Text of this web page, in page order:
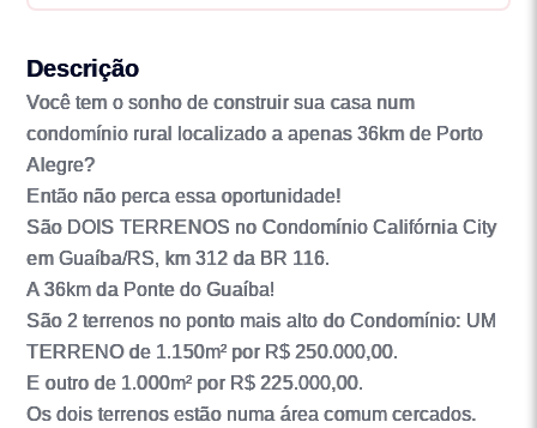
Descrição
Você tem o sonho de construir sua casa num
condomínio rural localizado a apenas 36km de Porto
Alegre?
Então não perca essa oportunidade!
São DOIS TERRENOS no Condomínio Califórnia City
em Guaíba/RS, km 312 da BR 116.
A 36km da Ponte do Guaíba!
São 2 terrenos no ponto mais alto do Condomínio: UM
TERRENO de 1.150m² por R$ 250.000,00.
E outro de 1.000m² por R$ 225.000,00.
Os dois terrenos estão numa área comum cercados.